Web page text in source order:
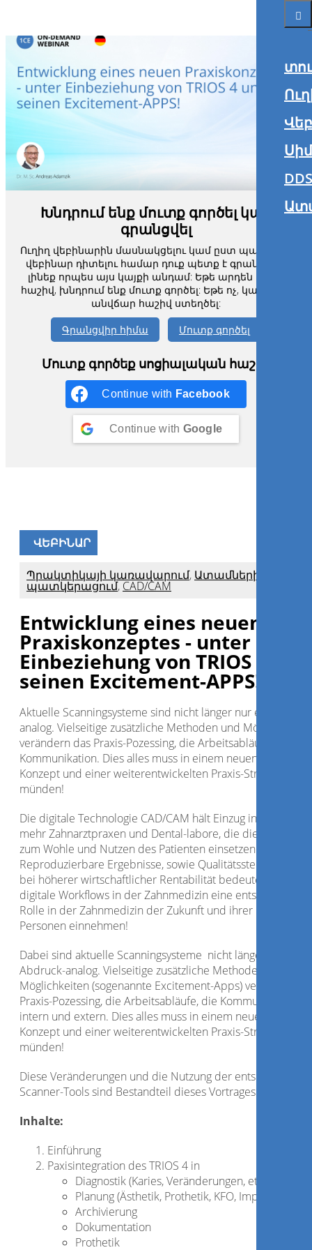
Խնդրում ենք մուտք գործել կամ
գրանցվել
Ուղիղ վեբինարին մասնակցելու կամ ըստ պահանջի
վեբինար դիտելու համար դուք պետք է գրանցված
լինեք որպես այս կայքի անդամ: Եթե արդեն ունեք
հաշիվ, խնդրում ենք մուտք գործել: Եթե ոչ, կարող եք
անվճար հաշիվ ստեղծել:
Գրանցվիր հիմա
Մուտք գործել
Մուտք գործեք սոցիալական հաշիվ
Continue with Facebook
Continue with Google
ՎԵԲԻՆԱՐ
Պրակտիկայի կառավարում, Ատամների
պատկերացում, CAD/CAM
Entwicklung eines neuen
Praxiskonzeptes - unter
Einbeziehung von TRIOS 4 und
seinen Excitement-APPS!
Aktuelle Scanningsysteme sind nicht länger nur ein
analog. Vielseitige zusätzliche Methoden und Möglichkeiten
verändern das Praxis-Pozessing, die Arbeitsabläufe, die
Kommunikation. Dies alles muss in einem neuen Praxis-
Konzept und einer weiterentwickelten Praxis-Struktur
münden!
Die digitale Technologie CAD/CAM hält Einzug in immer
mehr Zahnarztpraxen und Dental-labore, die diese Technik
zum Wohle und Nutzen des Patienten einsetzen!
Reproduzierbare Ergebnisse, sowie Qualitätssteigerungen
bei höherer wirtschaftlicher Rentabilität bedeuten, dass
digitale Workflows in der Zahnmedizin eine entscheidende
Rolle in der Zahnmedizin der Zukunft und ihrer
Personen einnehmen!
Dabei sind aktuelle Scanningsysteme nicht länger nur ein
Abdruck-analog. Vielseitige zusätzliche Methoden und
Möglichkeiten (sogenannte Excitement-Apps) verändern
Praxis-Pozessing, die Arbeitsabläufe, die Kommunikation
intern und extern. Dies alles muss in einem neuen Praxis-
Konzept und einer weiterentwickelten Praxis-Struktur
münden!
Diese Veränderungen und die Nutzung der
Scanner-Tools sind Bestandteil dieses Vortrages als
Inhalte:
Einführung
Paxisintegration des TRIOS 4 in
Diagnostik (Karies, Veränderungen, etc.)
Planung (Ästhetik, Prothetik, KFO, Implantologie)
Archivierung
Dokumentation
Prothetik